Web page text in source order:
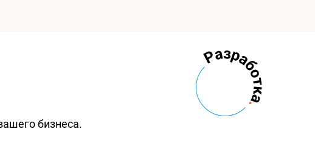
бизнеса.